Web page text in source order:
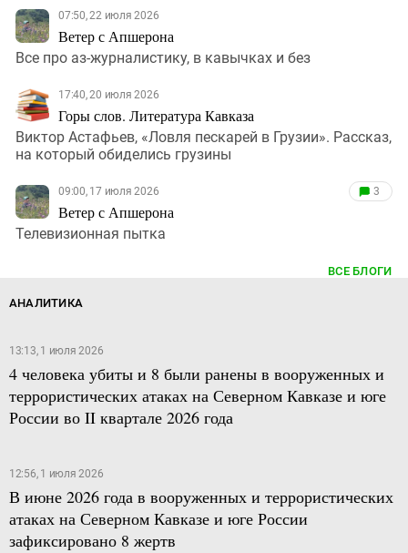
07:50, 22 июля 2026
Ветер с Апшерона
Все про аз-журналистику, в кавычках и без
17:40, 20 июля 2026
Горы слов. Литература Кавказа
Виктор Астафьев, «Ловля пескарей в Грузии». Рассказ,
на который обиделись грузины
09:00, 17 июля 2026
Ветер с Апшерона
3
Телевизионная пытка
ВСЕ БЛОГИ
АНАЛИТИКА
13:13, 1 июля 2026
4 человека убиты и 8 были ранены в вооруженных и
террористических атаках на Северном Кавказе и юге
России во II квартале 2026 года
12:56, 1 июля 2026
В июне 2026 года в вооруженных и террористических
атаках на Северном Кавказе и юге России
зафиксировано 8 жертв